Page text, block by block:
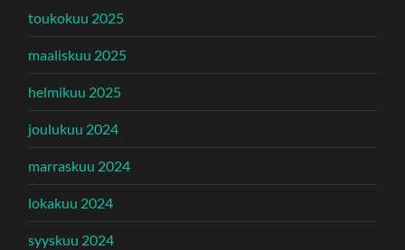
toukokuu 2025
maaliskuu 2025
helmikuu 2025
joulukuu 2024
marraskuu 2024
lokakuu 2024
syyskuu 2024